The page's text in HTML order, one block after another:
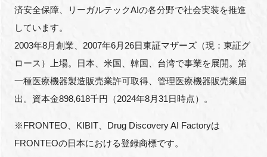
済安全保障、リーガルテックAIの各分野で社会実装を推進
しています。
2003年8月創業、2007年6月26日東証マザーズ（現：東証グ
ロース）上場。日本、米国、韓国、台湾で事業を展開。第
一種医療機器製造販売業許可取得、管理医療機器販売業届
出。資本金898,618千円（2024年8月31日時点）。
※FRONTEO、KIBIT、Drug Discovery AI Factoryは
FRONTEOの日本における登録商標です。